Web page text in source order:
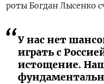
роты Богдан Лысенко
У нас нет
играть с
истощение.